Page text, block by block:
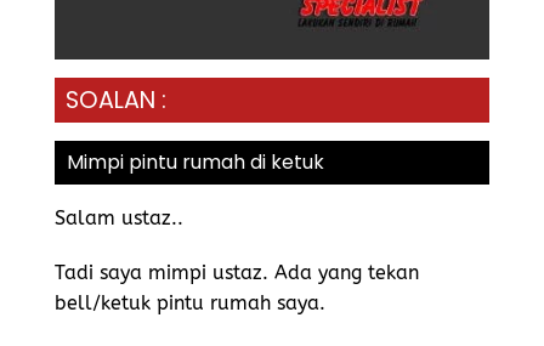
SOALAN :
Mimpi pintu rumah di ketuk
Salam ustaz..
Tadi saya mimpi ustaz. Ada yang tekan
bell/ketuk pintu rumah saya.